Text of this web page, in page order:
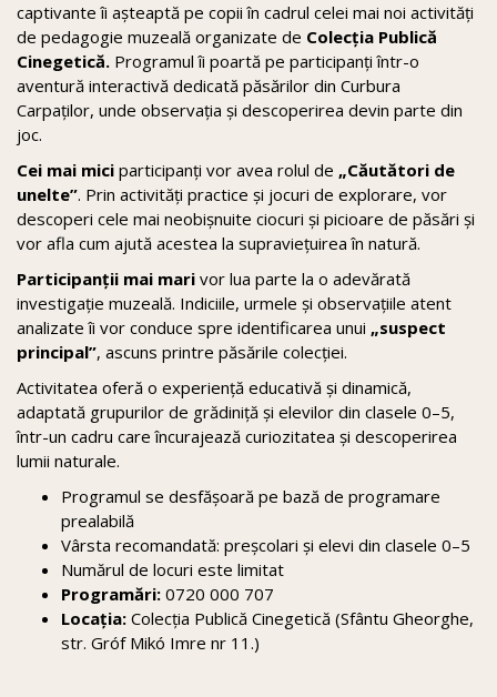
captivante îi așteaptă pe copii în cadrul celei mai noi activități
de pedagogie muzeală organizate de Colecția Publică
Cinegetică. Programul îi poartă pe participanți într-o
aventură interactivă dedicată păsărilor din Curbura
Carpaților, unde observația și descoperirea devin parte din
joc.
Cei mai mici participanți vor avea rolul de „Căutători de
unelte”. Prin activități practice și jocuri de explorare, vor
descoperi cele mai neobișnuite ciocuri și picioare de păsări și
vor afla cum ajută acestea la supraviețuirea în natură.
Participanții mai mari vor lua parte la o adevărată
investigație muzeală. Indiciile, urmele și observațiile atent
analizate îi vor conduce spre identificarea unui „suspect
principal”, ascuns printre păsările colecției.
Activitatea oferă o experiență educativă și dinamică,
adaptată grupurilor de grădiniță și elevilor din clasele 0–5,
într-un cadru care încurajează curiozitatea și descoperirea
lumii naturale.
Programul se desfășoară pe bază de programare
prealabilă
Vârsta recomandată: preșcolari și elevi din clasele 0–5
Numărul de locuri este limitat
Programări: 0720 000 707
Locația: Colecția Publică Cinegetică (Sfântu Gheorghe,
str. Gróf Mikó Imre nr 11.)